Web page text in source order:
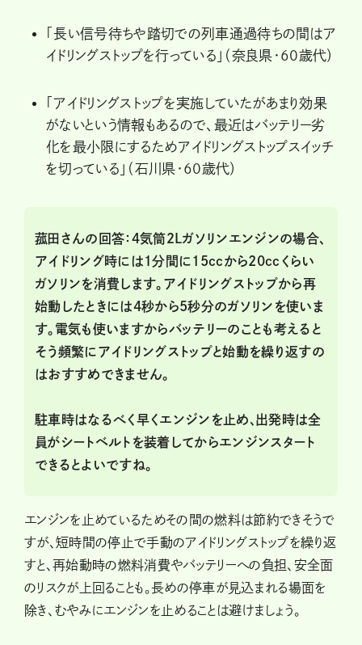
「長い信号待ちや踏切での列車通過待ちの間はア
イドリングストップを行っている」（奈良県・60歳代）
「アイドリングストップを実施していたがあまり効果
がないという情報もあるので、最近はバッテリー劣
化を最小限にするためアイドリングストップスイッチ
を切っている」（石川県・60歳代）
菰田さんの回答：４気筒２Lガソリンエンジンの場合、
アイドリング時には１分間に15ccから20ccくらい
ガソリンを消費します。アイドリングストップから再
始動したときには4秒から5秒分のガソリンを使いま
す。電気も使いますからバッテリーのことも考えると
そう頻繁にアイドリングストップと始動を繰り返すの
はおすすめできません。
駐車時はなるべく早くエンジンを止め、出発時は全
員がシートベルトを装着してからエンジンスタート
できるとよいですね。
エンジンを止めているためその間の燃料は節約できそうで
すが、短時間の停止で手動のアイドリングストップを繰り返
すと、再始動時の燃料消費やバッテリーへの負担、安全面
のリスクが上回ることも。長めの停車が見込まれる場面を
除き、むやみにエンジンを止めることは避けましょう。